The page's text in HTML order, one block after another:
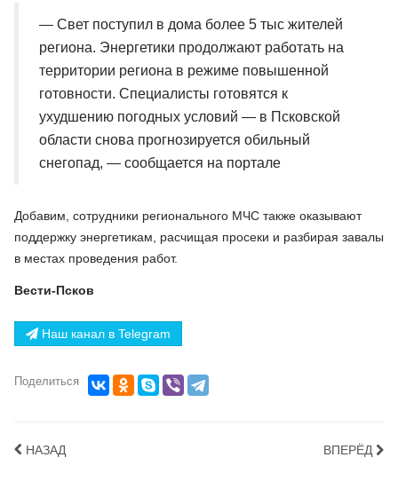
— Свет поступил в дома более 5 тыс жителей
региона. Энергетики продолжают работать на
территории региона в режиме повышенной
готовности. Специалисты готовятся к
ухудшению погодных условий — в Псковской
области снова прогнозируется обильный
снегопад, — сообщается на портале
Добавим, сотрудники регионального МЧС также оказывают
поддержку энергетикам, расчищая просеки и разбирая завалы
в местах проведения работ.
Вести-Псков
Наш канал в Telegram
Поделиться
НАЗАД ВПЕРЁД